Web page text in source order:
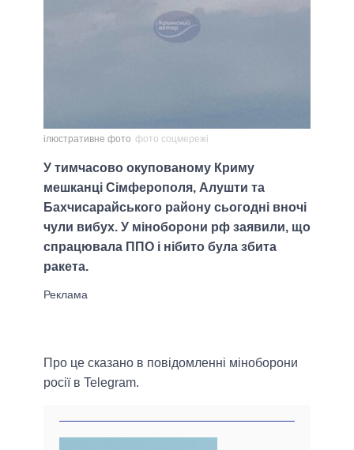
ілюстративне фото фото соцмережі
У тимчасово окупованому Криму
мешканці Сімферополя, Алушти та
Бахчисарайського району сьогодні вночі
чули вибух. У міноборони рф заявили, що
спрацювала ППО і нібито була збита
ракета.
Про це сказано в повідомленні міноборони
росії в Telegram.